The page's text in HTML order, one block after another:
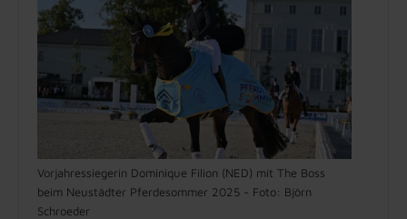
Vorjahressiegerin Dominique Filion (NED) mit The Boss
beim Neustädter Pferdesommer 2025 - Foto: Björn
Schroeder